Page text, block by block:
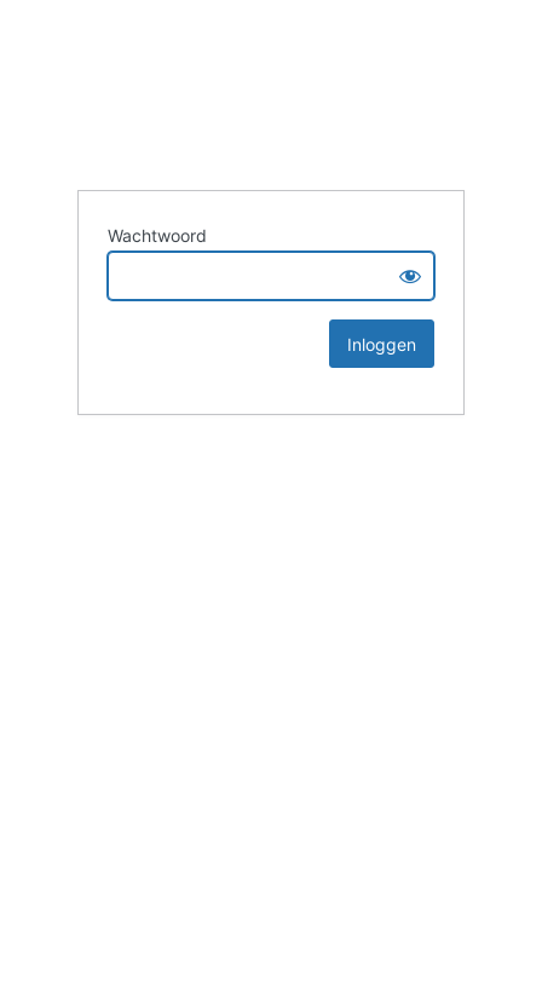
Wachtwoord